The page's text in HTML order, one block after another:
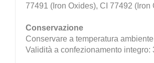
77491 (Iron Oxides), CI 77492
Conservazione
Conservare a temperatura
Validità a confezionamento integro: